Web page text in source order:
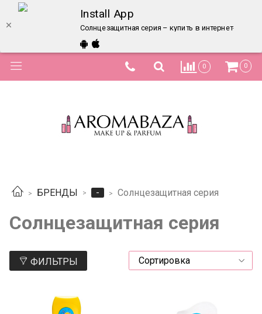
Install App
Солнцезащитная серия – купить в интернет-
0 0
БРЕНДЫ - Солнцезащитная серия
Солнцезащитная серия
ФИЛЬТРЫ